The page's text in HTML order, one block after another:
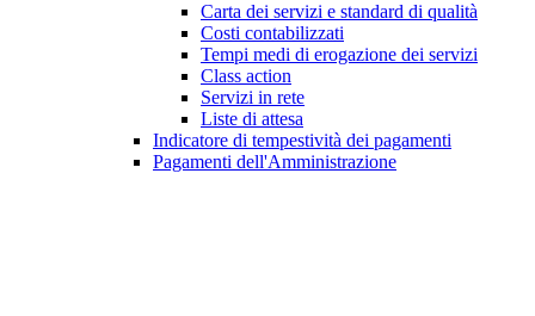
Carta dei servizi e standard di qualità
Costi contabilizzati
Tempi medi di erogazione dei servizi
Class action
Servizi in rete
Liste di attesa
Indicatore di tempestività dei pagamenti
Pagamenti dell'Amministrazione